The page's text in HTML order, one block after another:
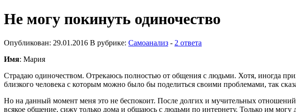
Не могу покинуть одиночество
Опубликован: 29.01.2016 В рубрике: Самоанализ - 2 ответа
Имя: Мария
Страдаю одиночеством. Отрекаюсь полностью от общения с людьми. Хотя, иногда
близкого человека с которым можно было бы поделиться своими проблемами, так
Но на данный момент меня это не беспокоит. После долгих и мучительных
всякое общение, сижу только дома и общаюсь с людьми по интернету. Только им могу